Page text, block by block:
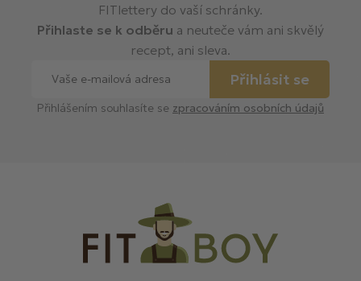
FITlettery do vaší schránky.
Přihlaste se k odběru a neuteče vám ani skvělý
recept, ani sleva.
Přihlásit se
Přihlášením souhlasíte se zpracováním osobních údajů